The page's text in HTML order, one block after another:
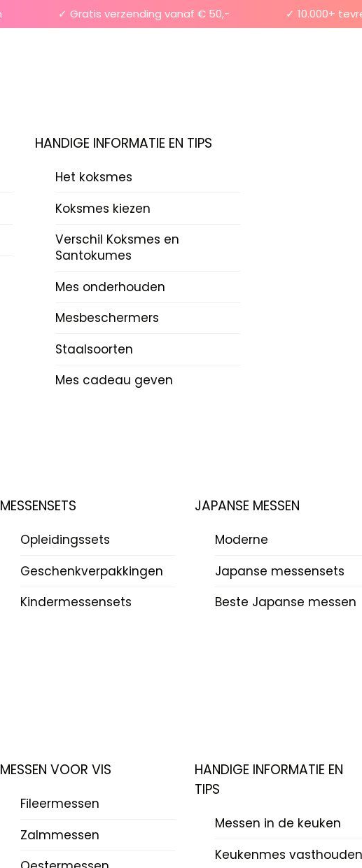
✓ Gratis verzending vanaf € 50,- ✓ 10.000+
HANDIGE INFORMATIE EN TIPS
Het koksmes
Koksmes kiezen
Verschil Koksmes en
Santokumes
Mes onderhouden
Mesbeschermers
Staalsoorten
Mes cadeau geven
MESSENSETS
Opleidingssets
Geschenkverpakkingen
Kindermessensets
JAPANSE MESSEN
Moderne
Japanse messensets
Beste Japanse messen
MESSEN VOOR VIS
Fileermessen
Zalmmessen
HANDIGE INFORMATIE EN
TIPS
Messen in de keuken
Keukenmes vasthouden